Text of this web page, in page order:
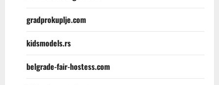
gradprokuplje.com
kidsmodels.rs
belgrade-fair-hostess.com